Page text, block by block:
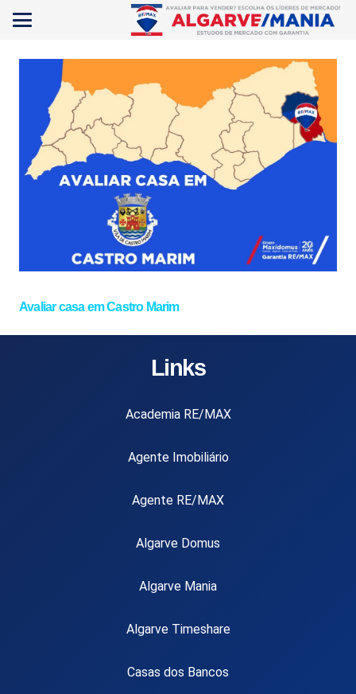
Avaliar casa em Castro Marim
Links
Academia RE/MAX
Agente Imobiliário
Agente RE/MAX
Algarve Domus
Algarve Mania
Algarve Timeshare
Casas dos Bancos